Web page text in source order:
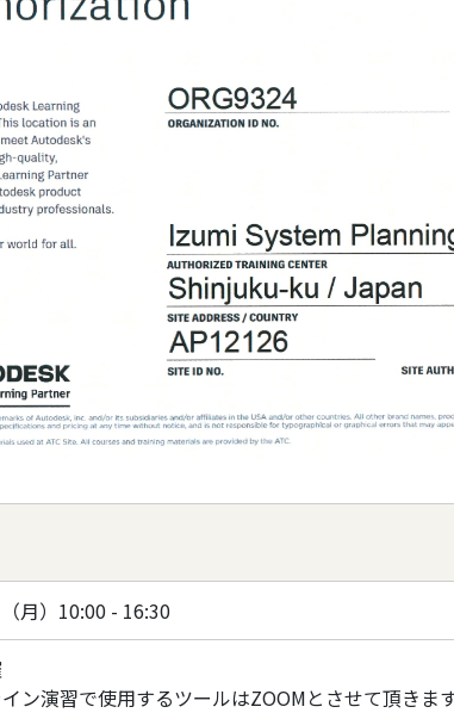
月）10:00 - 16:30
ン演習で使用するツールはZOOMとさせて頂きます